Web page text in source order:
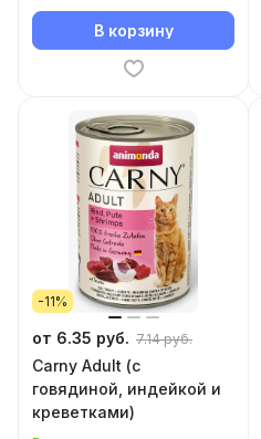
В корзину
-11%
от 6.35 руб. 7.14 руб.
Carny Adult (с
говядиной, индейкой и
креветками)